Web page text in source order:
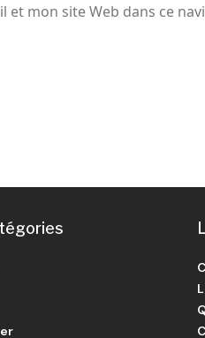
et mon site Web dans ce